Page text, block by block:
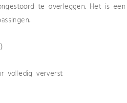
te overleggen. Het is
volledig ververst